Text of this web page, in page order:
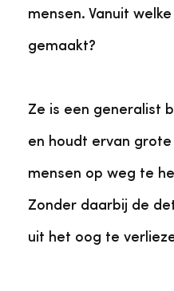
mensen. Vanuit
gemaakt?
Ze is een generalist
en houdt ervan
mensen op weg te
Zonder daarbij de
uit het oog te